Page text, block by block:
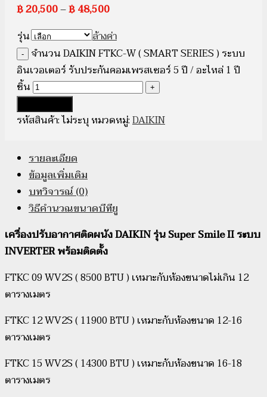
฿20,500–฿48,500
รุ่น
ล้างค่า
จำนวน DAIKIN FTKC-W ( SMART SERIES ) ระบบ
อินเวอเตอร์ รับประกันคอมเพรสเซอร์ 5 ปี / อะไหล่ 1 ปี
ชิ้น
รหัสสินค้า:ไม่ระบุหมวดหมู่:DAIKIN
รายละเอียด
ข้อมูลเพิ่มเติม
บทวิจารณ์ (0)
วิธีคำนวณขนาดบีทียู
เครื่องปรับอากาศติดผนัง DAIKIN รุ่น Super Smile II ระบบ
INVERTER พร้อมติดตั้ง
FTKC 09 WV2S ( 8500 BTU ) เหมาะกับห้องขนาดไม่เกิน 12
ตารางเมตร
FTKC 12 WV2S ( 11900 BTU ) เหมาะกับห้องขนาด 12-16
ตารางเมตร
FTKC 15 WV2S ( 14300 BTU ) เหมาะกับห้องขนาด 16-18
ตารางเมตร